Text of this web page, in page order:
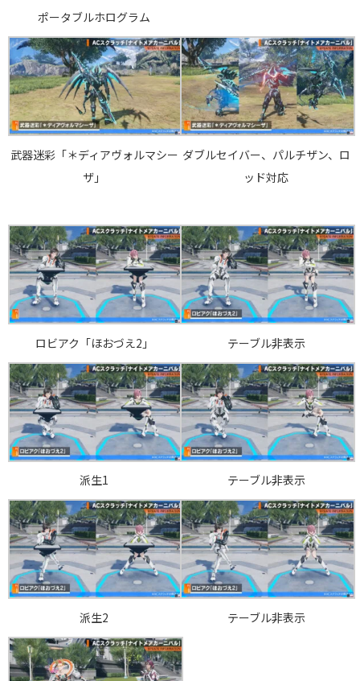
ポータブルホログラム
武器迷彩「＊ディアヴォルマシー
ザ」
ダブルセイバー、パルチザン、ロ
ッド対応
ロビアク「ほおづえ2」 テーブル非表示
派生1 テーブル非表示
派生2 テーブル非表示